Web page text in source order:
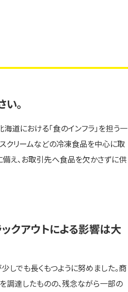
。
道における「食のインフラ」を担う一
クリームなどの冷凍食品を中心に取
え、お取引先へ食品を欠かさずに供
クアウトによる影響は大
しでも長くもつように努めました。商
調達したものの、残念ながら一部の